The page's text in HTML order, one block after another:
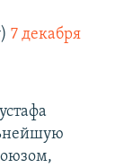
7 декабря